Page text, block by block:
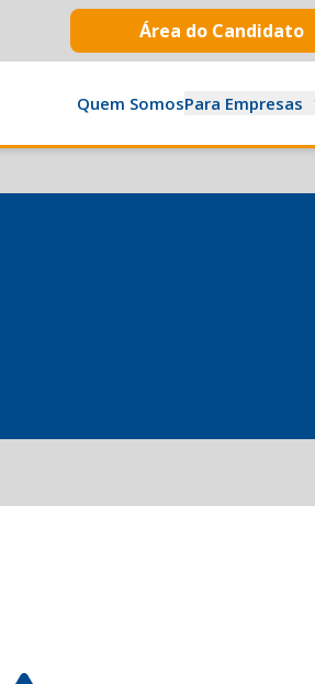
Área do Candidato
Quem SomosPara Empresas